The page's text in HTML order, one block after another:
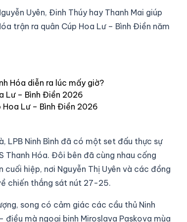
Uyên, Đinh Thúy hay Thanh Mai giúp
trận ra quân Cúp Hoa Lư – Bình Điền năm
Hóa diễn ra lúc mấy giờ?
Lư – Bình Điền 2026
Hoa Lư – Bình Điền 2026
LPB Ninh Bình đã có một set đấu thực sự
Hóa. Đôi bên đã cùng nhau cống
hiệp, nơi Nguyễn Thị Uyên và các đồng
chiến thắng sát nút 27-25.
song có cảm giác các cầu thủ Ninh
điều mà ngoại binh Miroslava Paskova mùa